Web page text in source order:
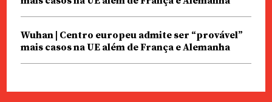
Wuhan | Centro europeu admite ser “provável”
mais casos na UE além de França e Alemanha